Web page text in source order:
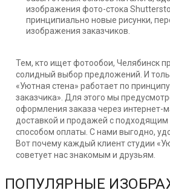
изображения фото-стока
принципиально новые рисунки,
изображения заказчиков.
Тем, кто ищет фотообои, Челябинск
солидный выбор предложений. И
«Уютная стена» работает по
заказчика». Для этого мы
оформления заказа через интернет-
доставкой и продажей с подходящим
способом оплаты. С нами выгодно,
Вот почему каждый клиент студии
советует нас знакомым и друзьям.
ПОПУЛЯРНЫЕ